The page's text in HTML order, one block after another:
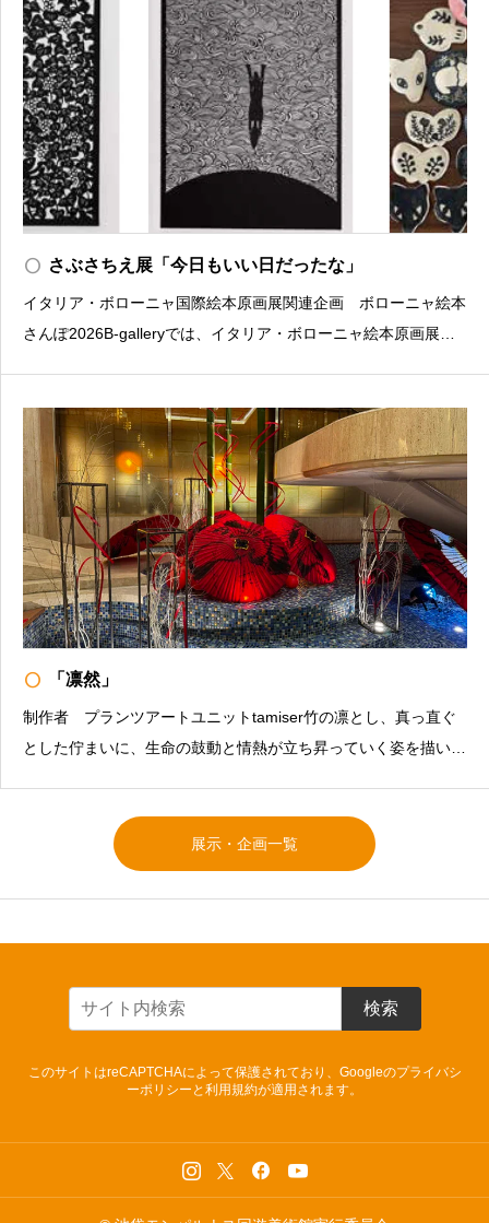
み処とナマちゃん〜」トキワ荘通りお休み処は以前はお米屋
radio_button_unchecked さぶさちえ展「今日もいい日だったな」
イタリア・ボローニャ国際絵本原画展関連企画 ボローニャ絵本
さんぽ2026B-galleryでは、イタリア・ボローニャ絵本原画展の
「今日もいい日だったな」を開催する運びとなり
radio_button_unchecked 「凛然」
制作者 プランツアートユニットtamiser竹の凛とし、真っ直ぐ
とした佇まいに、生命の鼓動と情熱が立ち昇っていく姿を描いた
展示・企画一覧
検索
このサイトはreCAPTCHAによって保護されており、Googleのプライバシ
ーポリシー と利用規約が適用されます。